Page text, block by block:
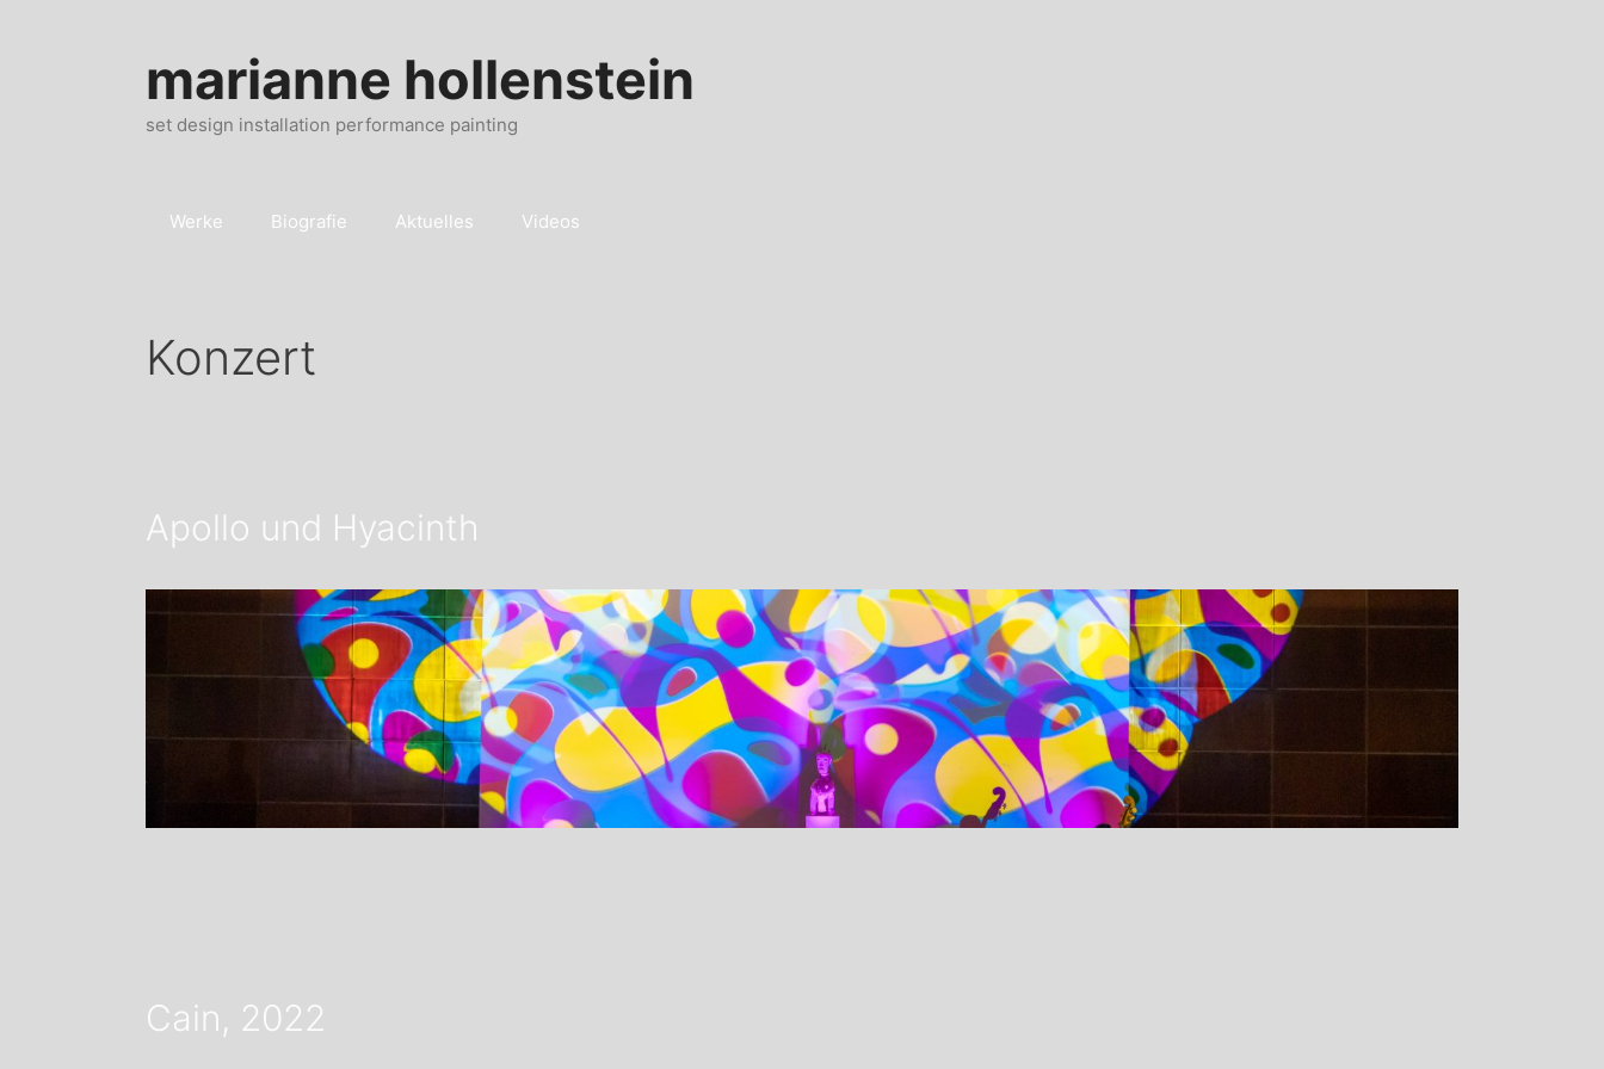
marianne hollenstein
set design installation performance painting
Werke Biografie Aktuelles Videos
Konzert
Apollo und Hyacinth
Cain, 2022